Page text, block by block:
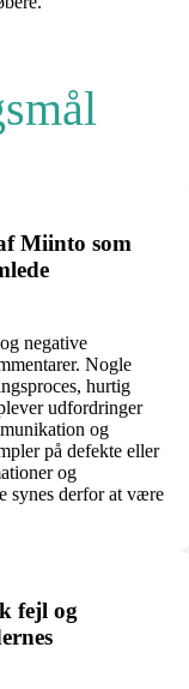
Miinto som
negative
Nogle
hurtig
udfordringer
og
på defekte eller
og
synes derfor at være
fejl og